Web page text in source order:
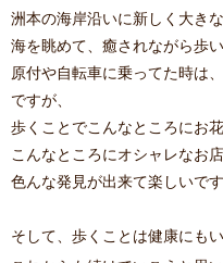
洲本の海岸沿いに新しく大き
海を眺めて、癒されながら歩
原付や自転車に乗ってた時は
ですが、
歩くことでこんなところにお
こんなところにオシャレなお
色んな発見が出来て楽しいで
そして、歩くことは健康にもい